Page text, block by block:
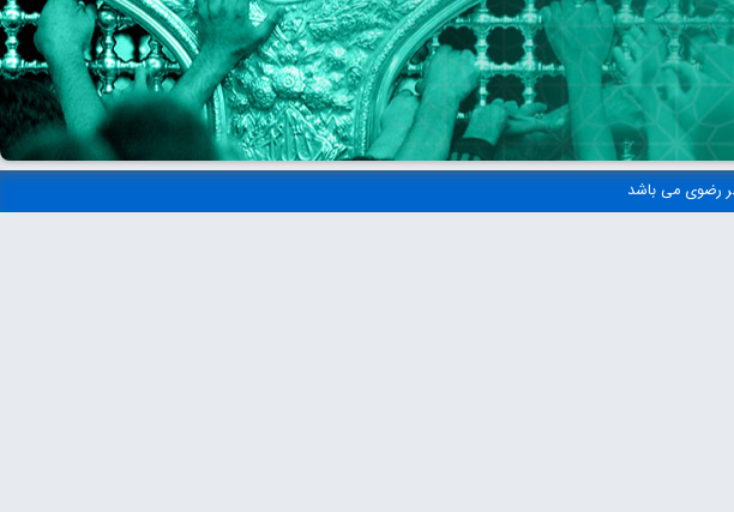
رضوی می باشد